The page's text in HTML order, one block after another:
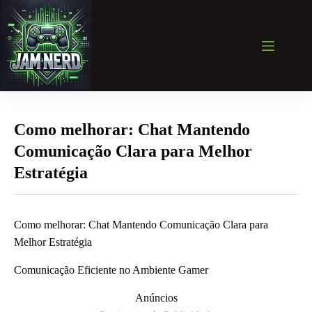
para
conteúdo
Como melhorar: Chat Mantendo
Comunicação Clara para Melhor
Estratégia
Como melhorar: Chat Mantendo Comunicação Clara para
Melhor Estratégia
Comunicação Eficiente no Ambiente Gamer
Anúncios